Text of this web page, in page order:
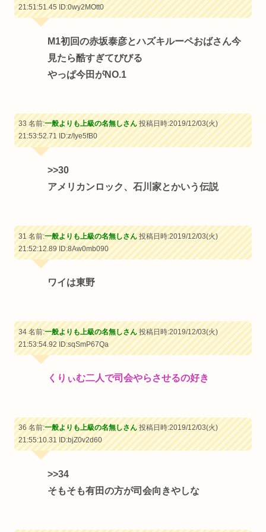
21:51:51.45ID:0wy2MOtt0
M1初回の赤坂泰彦とハズキルーペおばさん今
見たら酷すぎてびびる
やっぱ今田がNO.1
33 名前:一般よりも上級の名無しさん投稿日時:2019/12/03(火)
21:53:52.71ID:z/Iye5fB0
>>30
アメリカンロック、石川家とかいう伝説
31 名前:一般よりも上級の名無しさん投稿日時:2019/12/03(火)
21:52:12.89ID:8Aw0mb090
ワイは東野
34 名前:一般よりも上級の名無しさん投稿日時:2019/12/03(火)
21:53:54.92ID:sqSmP67Qa
くりぃむ二人で司会やらさせるの好き
36 名前:一般よりも上級の名無しさん投稿日時:2019/12/03(火)
21:55:10.31ID:bjZ0v2d60
>>34
そもそも有田の方が司会向きやしな